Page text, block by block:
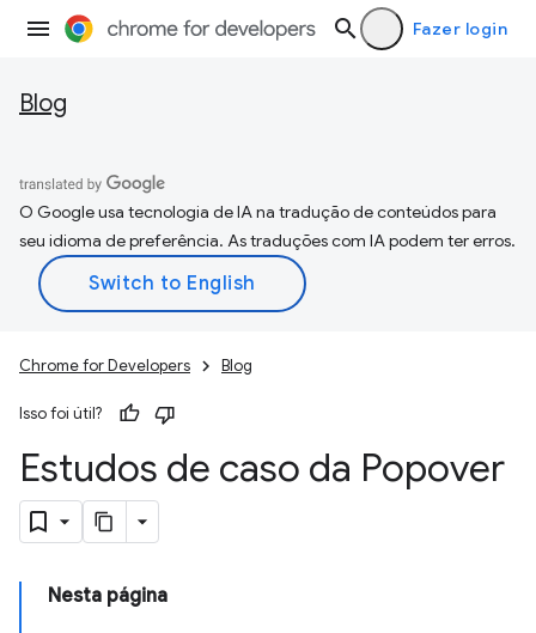
Fazer login
Blog
O Google usa tecnologia de IA na tradução de conteúdos para
seu idioma de preferência. As traduções com IA podem ter erros.
Chrome for Developers Blog
Isso foi útil?
Estudos de caso da Popover
Nesta página